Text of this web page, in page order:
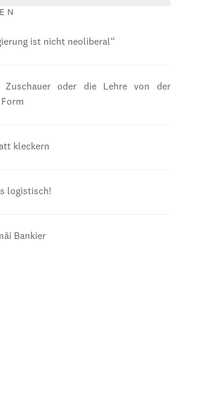
ist nicht neoliberal“
Zuschauer oder die Lehre von der
kleckern
logistisch!
Bankier